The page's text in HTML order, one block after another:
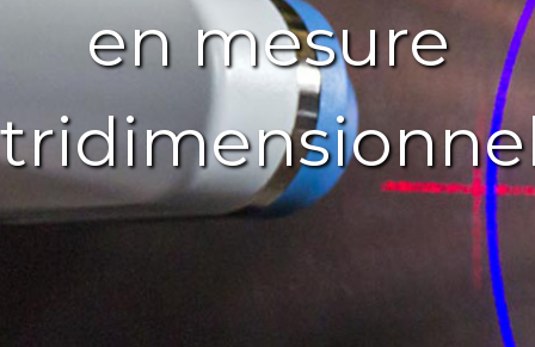
en mesure